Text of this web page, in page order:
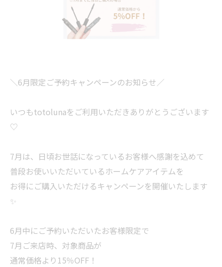
＼6月限定ご予約キャンペーンのお知らせ／
いつもtotolunaをご利用いただきありがとうございます
♡
7月は、日頃お世話になっているお客様へ感謝を込めて
普段お使いいただいているホームケアアイテムを
お得にご購入いただけるキャンペーンを開催いたします
✨
6月中にご予約いただいたお客様限定で
7月ご来店時、対象商品が
通常価格より15％OFF！